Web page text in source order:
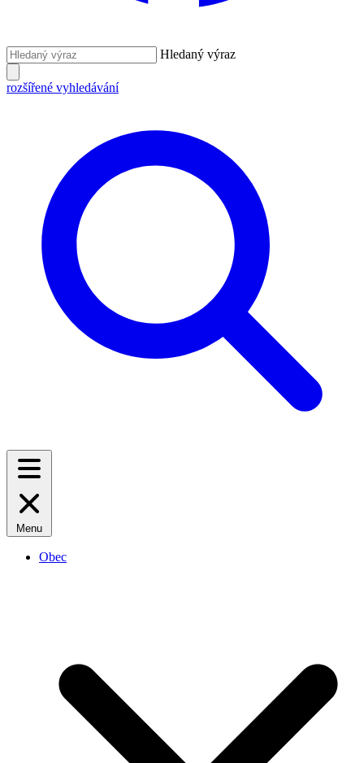
Hledaný výraz
rozšířené vyhledávání
Menu
Obec